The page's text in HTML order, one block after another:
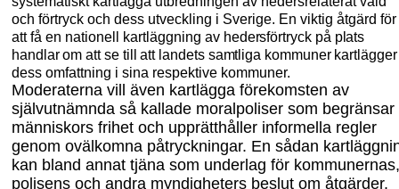
och förtryck och dess utveckling i Sverige. En viktig åtgärd för
att få en nationell kartläggning av hedersförtryck på plats
handlar om att se till att landets samtliga kommuner kartlägger
dess omfattning i sina respektive kommuner.
Moderaterna vill även kartlägga förekomsten av
självutnämnda så kallade moral poliser som begränsar
människors frihet och upprätthåller informella regler
genom ovälkomna påtryckningar. En sådan
kan bland annat tjäna som underlag för kommunernas,
polisens och andra myndigheters beslut om åtgärder.